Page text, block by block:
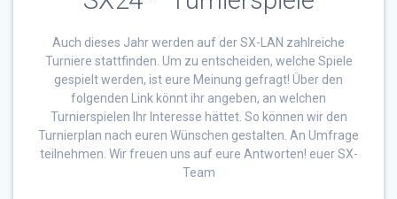
Auch dieses Jahr werden auf der SX-LAN zahlreiche
Turniere stattfinden. Um zu entscheiden, welche Spiele
gespielt werden, ist eure Meinung gefragt! Über den
folgenden Link könnt ihr angeben, an welchen
Turnierspielen Ihr Interesse hättet. So können wir den
Turnierplan nach euren Wünschen gestalten. An Umfrage
teilnehmen. Wir freuen uns auf eure Antworten! euer SX-
Team